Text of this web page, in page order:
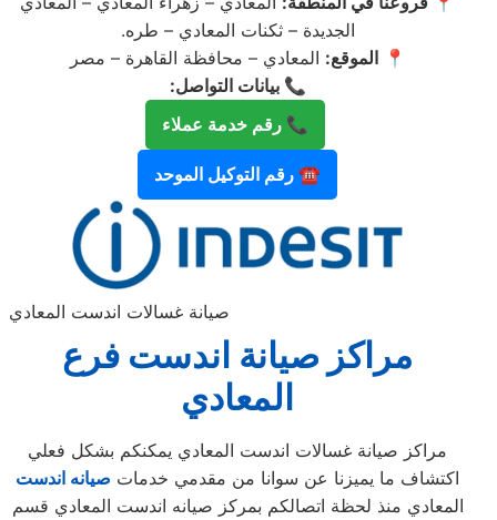
الجديدة – ثكنات المعادي – طره.
📍الموقع: المعادي – محافظة القاهرة – مصر
📞 بيانات التواصل:
📞 رقم خدمة عملاء
☎️ رقم التوكيل الموحد
صيانة غسالات اندست المعادي
مراكز صيانة اندست فرع
المعادي
مراكز صيانة غسالات اندست المعادي يمكنكم بشكل فعلي
اكتشاف ما يميزنا عن سوانا من مقدمي خدمات صيانه اندست
المعادي منذ لحظة اتصالكم بمركز صيانه اندست المعادي قسم